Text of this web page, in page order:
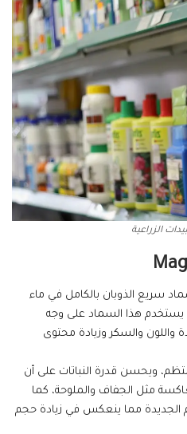
الزراعية
سريع الذوبان بالكامل في ماء
يستخدم هذا السماد على وجه
واللون والسكر وزيادة محتوى
ويحسن قدرة النباتات على أن
مثل الجفاف والملوحة، كما
الجديدة مما ينعكس في زيادة حجم